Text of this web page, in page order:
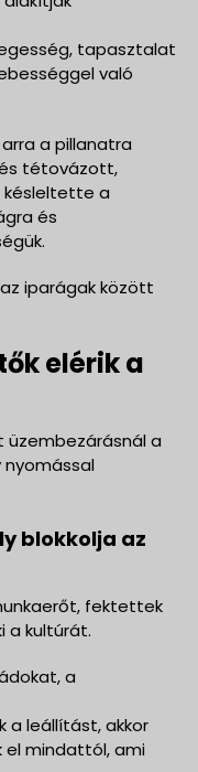
tapasztalat
való
a pillanatra
tétovázott,
a
és
iparágak között
elérik a
a
blokkolja az
fektettek
a kultúrát.
a
a leállítást, akkor
el mindattól, ami